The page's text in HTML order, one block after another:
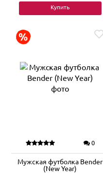
Купить
0
Мужская футболка Bender
(New Year)